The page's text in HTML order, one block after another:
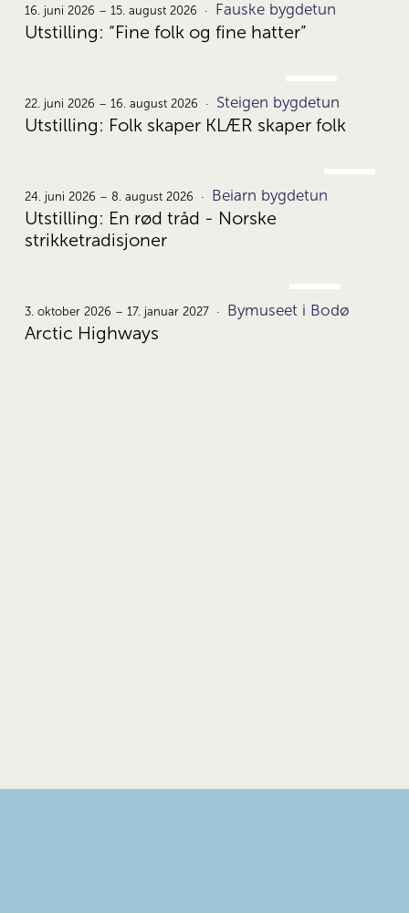
16.
16. juni 2026 – 15. august 2026 Fauske bygdetun
Utstilling: “Fine folk og fine hatter”
22.
22. juni 2026 – 16. august 2026 Steigen bygdetun
Utstilling: Folk skaper KLÆR skaper folk
24. juni 2026 – 8. august 2026 Beiarn bygdetun
Utstilling: En rød tråd - Norske
strikketradisjoner
3.
3. oktober 2026 – 17. januar 2027 Bymuseet i Bodø
Arctic Highways